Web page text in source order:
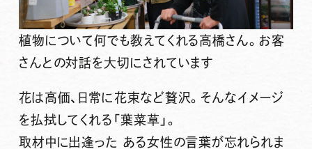
植物について何でも教えてくれる高橋さん。お客
さんとの対話を大切にされています
花は高価、日常に花束など贅沢。そんなイメージ
を払拭してくれる「葉菜草」。
取材中に出逢った ある女性の言葉が忘れられま